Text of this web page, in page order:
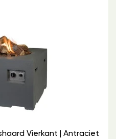
Vierkant | Antraciet